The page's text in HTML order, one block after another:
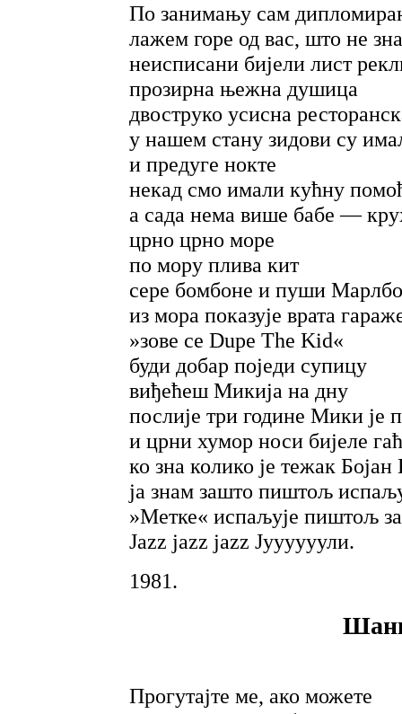
По занимању сам
лажем горе од вас, што не
неисписани бијели лист
прозирна њежна душица
двоструко усисна
у нашем стану зидови су
и предуге нокте
некад смо имали кућну
а сада нема више бабе —
црно црно море
по мору плива кит
сере бомбоне и пуши
из мора показује врата
»зове се Dupe The Kid«
буди добар поједи супицу
виђећеш Микија на дну
послије три године Мики је
и црни хумор носи бијеле
ко зна колико је тежак
ја знам зашто пиштољ
»Метке« испаљује пиштољ
Jazz jazz jazz Јуууууули.
1981.
Прогутајте ме, ако можете